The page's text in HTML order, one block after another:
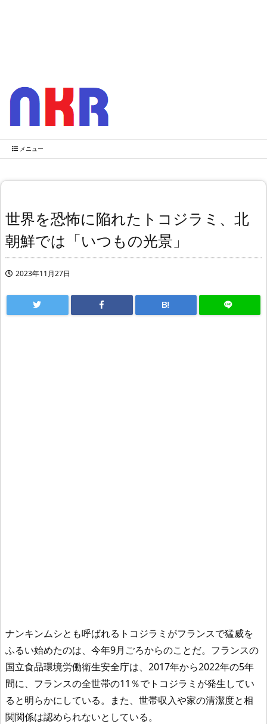
メニュー
世界を恐怖に陥れたトコジラミ、北
朝鮮では「いつもの光景」
2023年11月27日
B!
ナンキンムシとも呼ばれるトコジラミがフランスで猛威を
ふるい始めたのは、今年9月ごろからのことだ。フランスの
国立食品環境労働衛生安全庁は、2017年から2022年の5年
間に、フランスの全世帯の11％でトコジラミが発生してい
ると明らかにしている。また、世帯収入や家の清潔度と相
関関係は認められないとしている。